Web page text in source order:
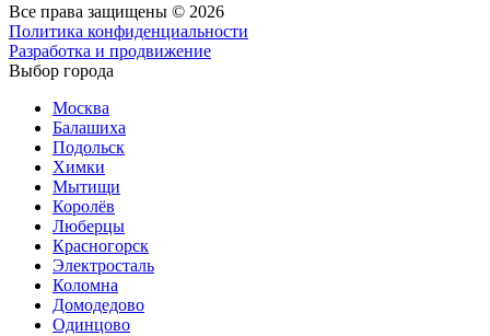
Все права защищены © 2026
Политика конфиденциальности
Разработка и продвижение
Выбор города
Москва
Балашиха
Подольск
Химки
Мытищи
Королёв
Люберцы
Красногорск
Электросталь
Коломна
Домодедово
Одинцово